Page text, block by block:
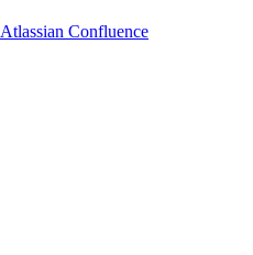
Atlassian Confluence